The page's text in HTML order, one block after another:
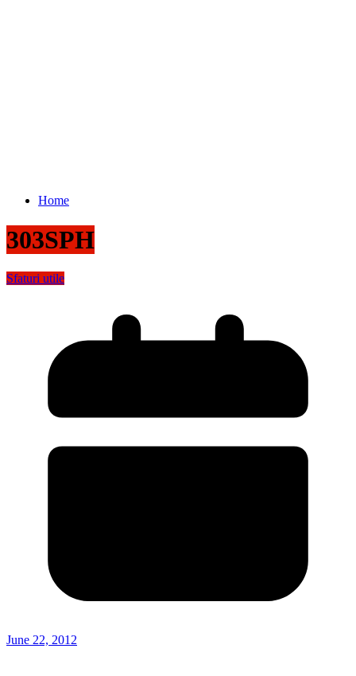
Home
303SPH
Sfaturi utile
June 22, 2012